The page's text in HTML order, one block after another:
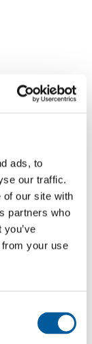
ads, to
our traffic.
of our site with
partners who
your use
Click položit na